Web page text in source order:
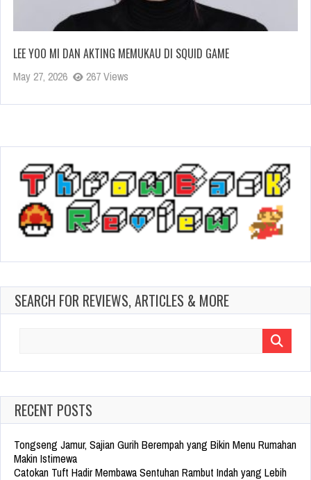
LEE YOO MI DAN AKTING MEMUKAU DI SQUID GAME
May 27, 2026 267 Views
SEARCH FOR REVIEWS, ARTICLES & MORE
RECENT POSTS
Tongseng Jamur, Sajian Gurih Berempah yang Bikin Menu Rumahan
Makin Istimewa
Catokan Tuft Hadir Membawa Sentuhan Rambut Indah yang Lebih